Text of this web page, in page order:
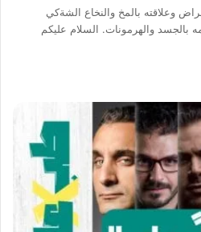
وعلاقته بالمخ والنخاع الشةكي
بالجسد والهرمونات. السلام عليكم